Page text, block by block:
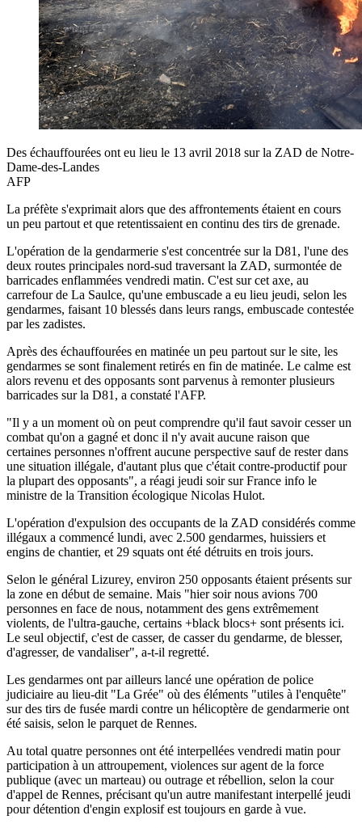
Des échauffourées ont eu lieu le 13 avril 2018 sur la ZAD de Notre-
Dame-des-Landes
AFP
La préfète s'exprimait alors que des affrontements étaient en cours
un peu partout et que retentissaient en continu des tirs de grenade.
L'opération de la gendarmerie s'est concentrée sur la D81, l'une des
deux routes principales nord-sud traversant la ZAD, surmontée de
barricades enflammées vendredi matin. C'est sur cet axe, au
carrefour de La Saulce, qu'une embuscade a eu lieu jeudi, selon les
gendarmes, faisant 10 blessés dans leurs rangs, embuscade contestée
par les zadistes.
Après des échauffourées en matinée un peu partout sur le site, les
gendarmes se sont finalement retirés en fin de matinée. Le calme est
alors revenu et des opposants sont parvenus à remonter plusieurs
barricades sur la D81, a constaté l'AFP.
"Il y a un moment où on peut comprendre qu'il faut savoir cesser un
combat qu'on a gagné et donc il n'y avait aucune raison que
certaines personnes n'offrent aucune perspective sauf de rester dans
une situation illégale, d'autant plus que c'était contre-productif pour
la plupart des opposants", a réagi jeudi soir sur France info le
ministre de la Transition écologique Nicolas Hulot.
L'opération d'expulsion des occupants de la ZAD considérés comme
illégaux a commencé lundi, avec 2.500 gendarmes, huissiers et
engins de chantier, et 29 squats ont été détruits en trois jours.
Selon le général Lizurey, environ 250 opposants étaient présents sur
la zone en début de semaine. Mais "hier soir nous avions 700
personnes en face de nous, notamment des gens extrêmement
violents, de l'ultra-gauche, certains +black blocs+ sont présents ici.
Le seul objectif, c'est de casser, de casser du gendarme, de blesser,
d'agresser, de vandaliser", a-t-il regretté.
Les gendarmes ont par ailleurs lancé une opération de police
judiciaire au lieu-dit "La Grée" où des éléments "utiles à l'enquête"
sur des tirs de fusée mardi contre un hélicoptère de gendarmerie ont
été saisis, selon le parquet de Rennes.
Au total quatre personnes ont été interpellées vendredi matin pour
participation à un attroupement, violences sur agent de la force
publique (avec un marteau) ou outrage et rébellion, selon la cour
d'appel de Rennes, précisant qu'un autre manifestant interpellé jeudi
pour détention d'engin explosif est toujours en garde à vue.